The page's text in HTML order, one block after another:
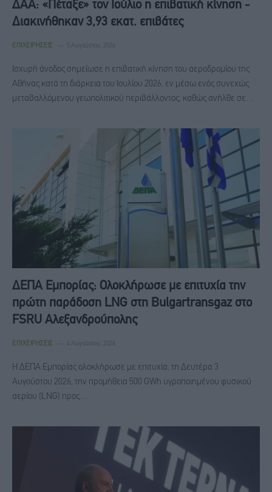
ΔΑΑ: «Πέταξε» τον Ιούλιο η επιβατική κίνηση -
Διακινήθηκαν 3,93 εκατ. επιβάτες
ΕΠΙΧΕΙΡΉΣΕΙΣ 5 Αυγούστου, 2026
Ισχυρή άνοδος σημείωσε η επιβατική κίνηση του αεροδρομίου της
Αθήνας κατά τη διάρκεια του Ιουλίου 2026, εν μέσω ενός συνεχώς
μεταβαλλόμενου γεωπολιτικού περιβάλλοντος, καθώς ανήλθε σε…
ΔΕΠΑ Εμπορίας: Ολοκλήρωσε με επιτυχία την
πρώτη παράδοση LNG στη Bulgartransgaz στο
FSRU Αλεξανδρούπολης
ΕΠΙΧΕΙΡΉΣΕΙΣ 4 Αυγούστου, 2026
Η ΔΕΠΑ Εμπορίας ολοκλήρωσε με επιτυχία, τη Δευτέρα 3
Αυγούστου 2026, την προμήθεια 500 GWh υγροποιημένου φυσικού
αερίου (LNG) προς…